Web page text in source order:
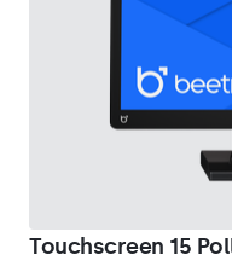
Touchscreen 15